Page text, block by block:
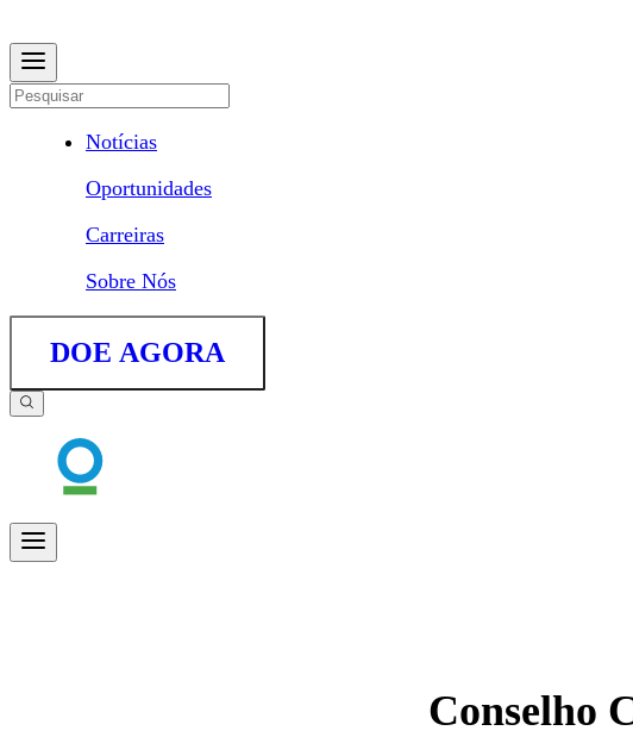
Notícias
Oportunidades
Carreiras
Sobre Nós
DOE AGORA
Conselho